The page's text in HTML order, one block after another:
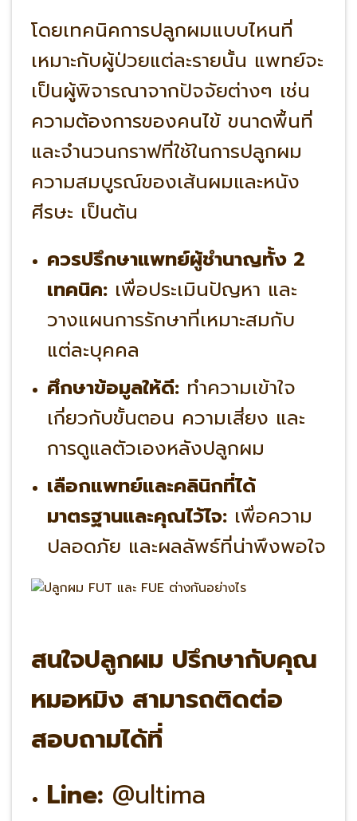
โดยเทคนิคการปลูกผมแบบไหนที่
เหมาะกับผู้ป่วยแต่ละรายนั้น แพทย์จะ
เป็นผู้พิจารณาจากปัจจัยต่างๆ เช่น
ความต้องการของคนไข้ ขนาดพื้นที่
และจำนวนกราฟที่ใช้ในการปลูกผม
ความสมบูรณ์ของเส้นผมและหนัง
ศีรษะ เป็นต้น
ควรปรึกษาแพทย์ผู้ชำนาญทั้ง 2
เทคนิค:เพื่อประเมินปัญหา และ
วางแผนการรักษาที่เหมาะสมกับ
แต่ละบุคคล
ศึกษาข้อมูลให้ดี:ทำความเข้าใจ
เกี่ยวกับขั้นตอน ความเสี่ยง และ
การดูแลตัวเองหลังปลูกผม
เลือกแพทย์และคลินิกที่ได้
มาตรฐานและคุณไว้ไจ:เพื่อความ
ปลอดภัย และผลลัพธ์ที่น่าพึงพอใจ
สนใจปลูกผม ปรึกษากับคุณ
หมอหมิง สามารถติดต่อ
สอบถามได้ที่
Line:@ultima